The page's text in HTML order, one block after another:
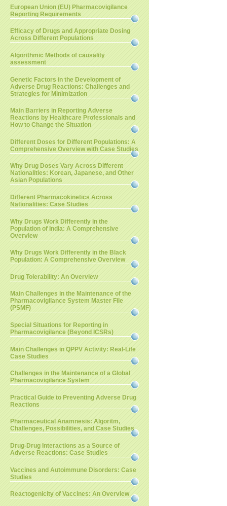
European Union (EU) Pharmacovigilance
Reporting Requirements
Efficacy of Drugs and Appropriate Dosing
Across Different Populations
Algorithmic Methods of causality
assessment
Genetic Factors in the Development of
Adverse Drug Reactions: Challenges and
Strategies for Minimization
Main Barriers in Reporting Adverse
Reactions by Healthcare Professionals and
How to Change the Situation
Different Doses for Different Populations: A
Comprehensive Overview with Case Studies
Why Drug Doses Vary Across Different
Nationalities: Korean, Japanese, and Other
Asian Populations
Different Pharmacokinetics Across
Nationalities: Case Studies
Why Drugs Work Differently in the
Population of India: A Comprehensive
Overview
Why Drugs Work Differently in the Black
Population: A Comprehensive Overview
Drug Tolerability: An Overview
Main Challenges in the Maintenance of the
Pharmacovigilance System Master File
(PSMF)
Special Situations for Reporting in
Pharmacovigilance (Beyond ICSRs)
Main Challenges in QPPV Activity: Real-Life
Case Studies
Challenges in the Maintenance of a Global
Pharmacovigilance System
Practical Guide to Preventing Adverse Drug
Reactions
Pharmaceutical Anamnesis: Algoritm,
Challenges, Possibilities, and Case Studies
Drug-Drug Interactions as a Source of
Adverse Reactions: Case Studies
Vaccines and Autoimmune Disorders: Case
Studies
Reactogenicity of Vaccines: An Overview